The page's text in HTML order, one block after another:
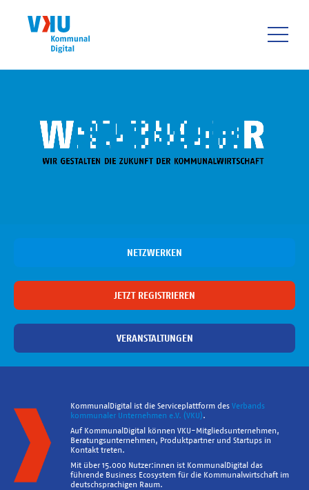
NETZWERKEN
JETZT REGISTRIEREN
VERANSTALTUNGEN
KommunalDigital ist die Serviceplattform des Verbands
kommunaler Unternehmen e.V. (VKU).
Auf KommunalDigital können VKU-Mitgliedsunternehmen,
Beratungsunternehmen, Produktpartner und Startups in
Kontakt treten.
Mit über 15.000 Nutzer:innen ist KommunalDigital das
führende Business Ecosystem für die Kommunalwirtschaft im
deutschsprachigen Raum.